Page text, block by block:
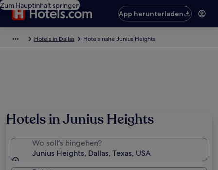
Zum Hauptinhalt springen
App herunterladen
Hotels in Dallas Hotels nahe Junius Heights
Hotels in Junius Heights
Wo soll’s hingehen?
Junius Heights, Dallas, Texas, USA